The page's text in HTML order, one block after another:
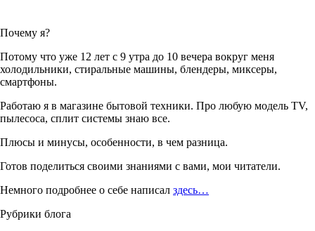
Почему я?
Потому что уже 12 лет с 9 утра до 10 вечера вокруг меня
холодильники, стиральные машины, блендеры, миксеры,
смартфоны.
Работаю я в магазине бытовой техники. Про любую модель TV,
пылесоса, сплит системы знаю все.
Плюсы и минусы, особенности, в чем разница.
Готов поделиться своими знаниями с вами, мои читатели.
Немного подробнее о себе написал здесь…
Рубрики блога